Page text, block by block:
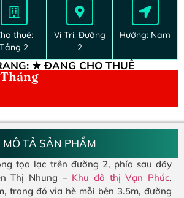
thuê:
Tầng 2
Vị Trí: Đường
2
Hướng: Nam
★ ĐANG CHO THUÊ
MÔ TẢ SẢN PHẨM
tọa lạc trên đường 2, phía sau dãy
Thị Nhung – Khu đô thị Vạn Phúc.
trong đó vỉa hè mỗi bên 3.5m, đường